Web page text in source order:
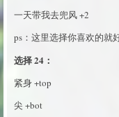
一天带我去兜风 +2
ps：这里选择你喜欢的就
选择 24：
紧身 +top
尖 +bot